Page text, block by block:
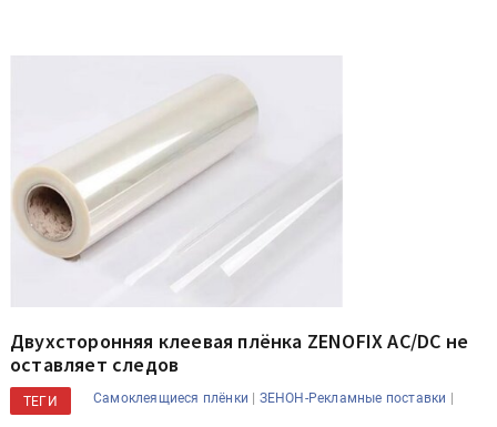
Двухсторонняя клеевая плёнка ZENOFIX AC/DC не
оставляет следов
ТЕГИ Самоклеящиеся плёнки | ЗЕНОН-Рекламные поставки |